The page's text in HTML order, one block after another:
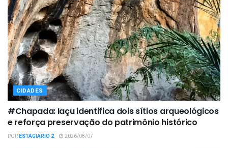
CIDADES
#Chapada: Iaçu identifica dois sítios arqueológicos
e reforça preservação do patrimônio histórico
PORESTAGIÁRIO 2 2026/08/07